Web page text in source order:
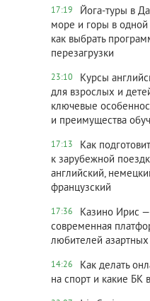
17:19
Йога-туры в
море и горы в одной
как выбрать
перезагрузки
23:10
Курсы
для взрослых и
ключевые
и преимущества
17:13
Как
к зарубежной
английский,
французский
17:36
Казино Ирис —
современная
любителей
14:26
Как делать
на спорт и какие БК